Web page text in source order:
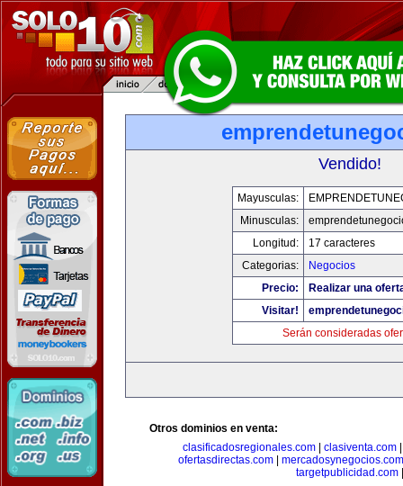
Vendido!
Mayusculas:
Minusculas:
Longitud:
17 caracteres
Categorias:
Negocios
Precio:
Realizar una
Visitar!
Serán consideradas
Otros dominios en venta:
clasificadosregionales.com| clasiventa.com
ofertasdirectas.com
mercadosynegocios.com
targetpublicidad.com